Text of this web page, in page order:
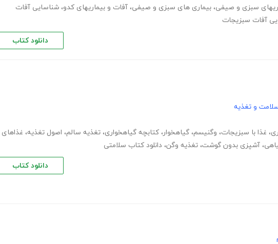
سبزی و صیفی، بیماری های سبزی و صیفی، آفات و بیماریهای کدو، شناسایی آفات
آفات سبزیجات
دانلود کتاب
و تغذیه
، غذا با سبزیجات، وگنیسم، گیاهخوار، کتابچه گیاهخواری، تغذیه سالم، اصول تغذیه، غذاهای
، آشپزی بدون گوشت، تغذیه وگن، دانلود کتاب سلامتی
دانلود کتاب